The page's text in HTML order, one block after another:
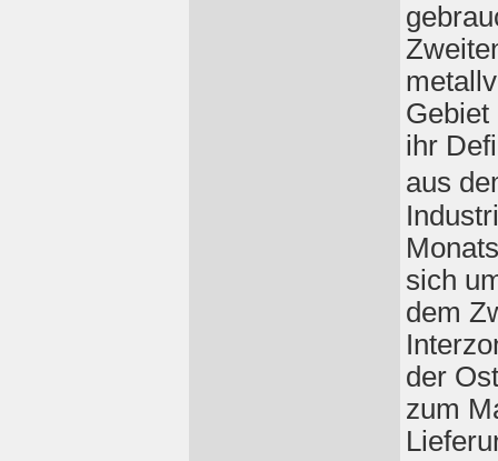
Gebiet
ihr
aus
sich
dem
der
zum